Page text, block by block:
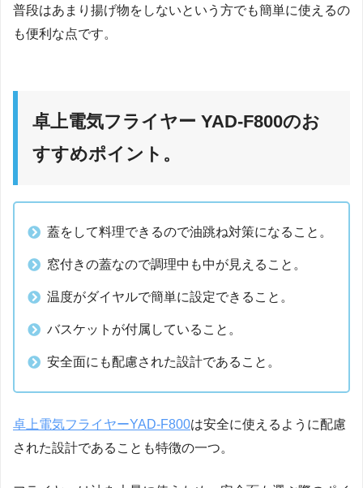
普段はあまり揚げ物をしないという方でも簡単に使えるの
も便利な点です。
卓上電気フライヤー YAD-F800のお
すすめポイント。
蓋をして料理できるので油跳ね対策になること。
窓付きの蓋なので調理中も中が見えること。
温度がダイヤルで簡単に設定できること。
バスケットが付属していること。
安全面にも配慮された設計であること。
卓上電気フライヤーYAD-F800は安全に使えるように配慮
された設計であることも特徴の一つ。